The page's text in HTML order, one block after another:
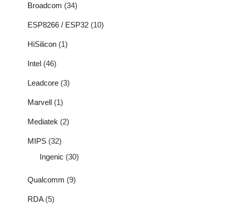
Broadcom (34)
ESP8266 / ESP32 (10)
HiSilicon (1)
Intel (46)
Leadcore (3)
Marvell (1)
Mediatek (2)
MIPS (32)
Ingenic (30)
Qualcomm (9)
RDA(5)